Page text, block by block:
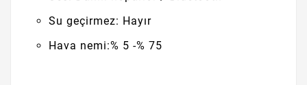
Su geçirmez: Hayır
Hava nemi:% 5 -% 75